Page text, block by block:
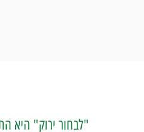
"לבחור ירוק" היא